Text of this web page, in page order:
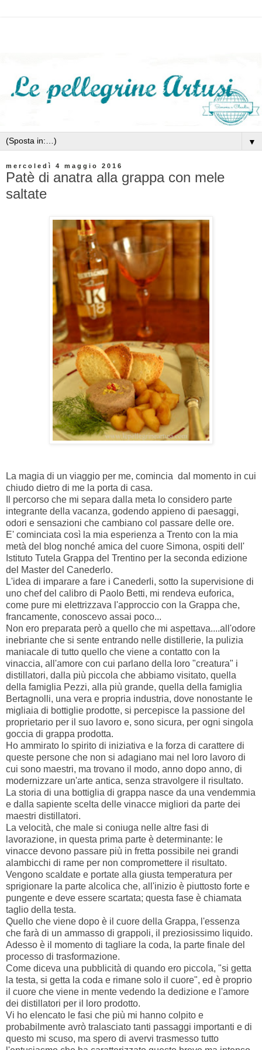
▼
mercoledì 4 maggio 2016
Patè di anatra alla grappa con mele
saltate
La magia di un viaggio per me, comincia dal momento in cui
chiudo dietro di me la porta di casa.
Il percorso che mi separa dalla meta lo considero parte
integrante della vacanza, godendo appieno di paesaggi,
odori e sensazioni che cambiano col passare delle ore.
E' cominciata così la mia esperienza a Trento con la mia
metà del blog nonché amica del cuore Simona, ospiti dell'
Istituto Tutela Grappa del Trentino per la seconda edizione
del Master del Canederlo.
L'idea di imparare a fare i Canederli, sotto la supervisione di
uno chef del calibro di Paolo Betti, mi rendeva euforica,
come pure mi elettrizzava l'approccio con la Grappa che,
francamente, conoscevo assai poco...
Non ero preparata però a quello che mi aspettava....all'odore
inebriante che si sente entrando nelle distillerie, la pulizia
maniacale di tutto quello che viene a contatto con la
vinaccia, all'amore con cui parlano della loro "creatura" i
distillatori, dalla più piccola che abbiamo visitato, quella
della famiglia Pezzi, alla più grande, quella della famiglia
Bertagnolli, una vera e propria industria, dove nonostante le
migliaia di bottiglie prodotte, si percepisce la passione del
proprietario per il suo lavoro e, sono sicura, per ogni singola
goccia di grappa prodotta.
Ho ammirato lo spirito di iniziativa e la forza di carattere di
queste persone che non si adagiano mai nel loro lavoro di
cui sono maestri, ma trovano il modo, anno dopo anno, di
modernizzare un'arte antica, senza stravolgere il risultato.
La storia di una bottiglia di grappa nasce da una vendemmia
e dalla sapiente scelta delle vinacce migliori da parte dei
maestri distillatori.
La velocità, che male si coniuga nelle altre fasi di
lavorazione, in questa prima parte è determinante: le
vinacce devono passare più in fretta possibile nei grandi
alambicchi di rame per non compromettere il risultato.
Vengono scaldate e portate alla giusta temperatura per
sprigionare la parte alcolica che, all'inizio è piuttosto forte e
pungente e deve essere scartata; questa fase è chiamata
taglio della testa.
Quello che viene dopo è il cuore della Grappa, l'essenza
che farà di un ammasso di grappoli, il preziosissimo liquido.
Adesso è il momento di tagliare la coda, la parte finale del
processo di trasformazione.
Come diceva una pubblicità di quando ero piccola, "si getta
la testa, si getta la coda e rimane solo il cuore", ed è proprio
il cuore che viene in mente vedendo la dedizione e l'amore
dei distillatori per il loro prodotto.
Vi ho elencato le fasi che più mi hanno colpito e
probabilmente avrò tralasciato tanti passaggi importanti e di
questo mi scuso, ma spero di avervi trasmesso tutto